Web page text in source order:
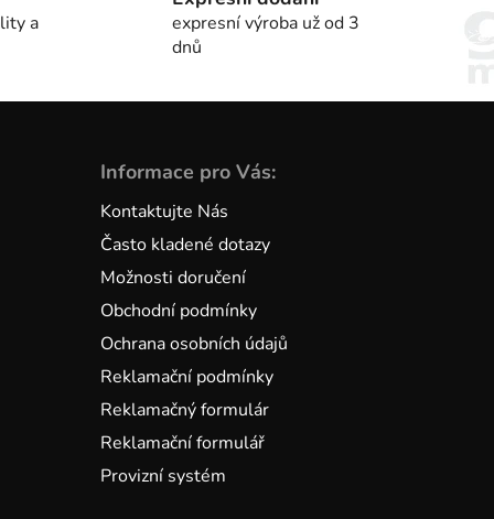
a
expresní výroba už od 3
dnů
Informace pro Vás:
Kontaktujte Nás
Často kladené dotazy
Možnosti doručení
Obchodní podmínky
Ochrana osobních údajů
Reklamační podmínky
Reklamačný formulár
Reklamační formulář
Provizní systém